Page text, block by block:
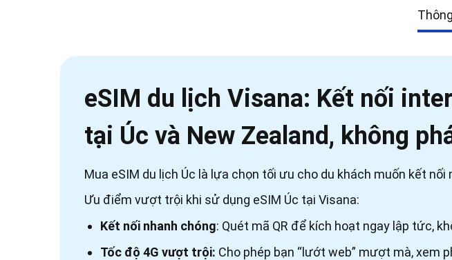
eSIM du lịch Visana: Kết nối
tại Úc và New Zealand, không
Mua eSIM du lịch Úc là lựa chọn tối ưu cho du khách muốn kết
Ưu điểm vượt trội khi sử dụng eSIM Úc tại Visana:
Kết nối nhanh chóng: Quét mã QR để kích hoạt ngay lập tức,
Tốc độ 4G vượt trội: Cho phép bạn “lướt web” mượt mà, xem